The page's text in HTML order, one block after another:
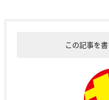
この記事を